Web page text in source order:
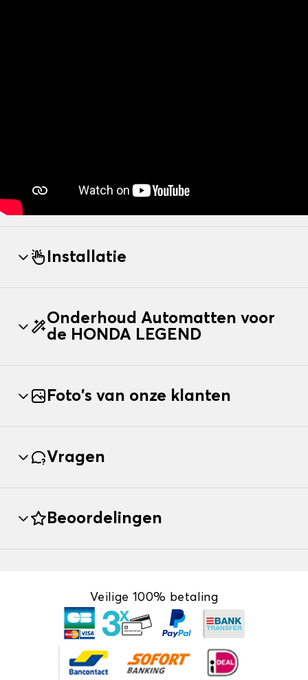
Installatie
Onderhoud Automatten voor
de HONDA LEGEND
Foto's van onze klanten
Vragen
Beoordelingen
Veilige 100% betaling